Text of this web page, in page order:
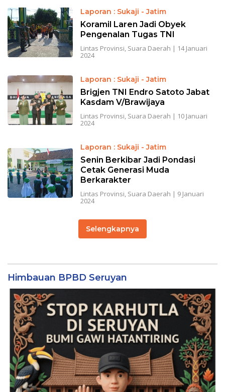
Laporan : Sukaji - Jatim
Koramil Laren Jadi Obyek
Pengenalan Tugas TNI
Lintas Provinsi, Suara Daerah | 14 Januari
2024
Laporan : Sukaji - Jatim
Brigjen TNI Endro Satoto Jabat
Kasdam V/Brawijaya
Lintas Provinsi, Suara Daerah | 10 Januari
2024
Laporan : Sukaji - Jatim
Senin Berkibar Jadi Pondasi
Cetak Generasi Muda
Berkarakter
Lintas Provinsi, Suara Daerah | 9 Januari
2024
Selengkapnya
Himbauan BPBD Seruyan